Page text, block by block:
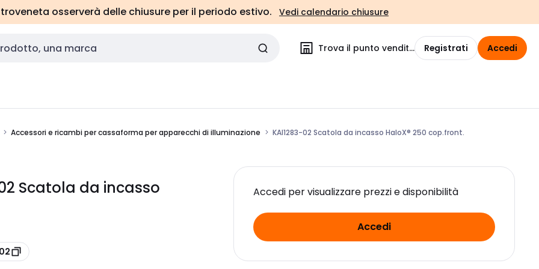
osserverà delle chiusure per il periodo estivo. Vedi calendario chiusure
Trova il punto vendita Registrati Accedi
Accessori e ricambi per cassaforma per apparecchi di illuminazione KAI1283-02 Scatola da incasso HaloX® 250 cop.front.
02 Scatola da incasso Accedi per visualizzare prezzi e disponibilità
Accedi